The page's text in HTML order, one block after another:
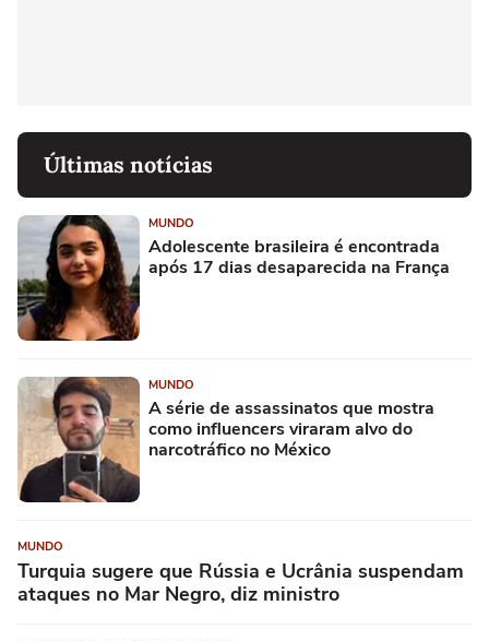
Últimas notícias
MUNDO
Adolescente brasileira é encontrada
após 17 dias desaparecida na França
MUNDO
A série de assassinatos que mostra
como influencers viraram alvo do
narcotráfico no México
MUNDO
Turquia sugere que Rússia e Ucrânia suspendam
ataques no Mar Negro, diz ministro